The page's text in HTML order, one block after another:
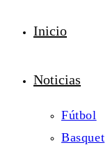
Inicio
Noticias
Fútbol
Basquet